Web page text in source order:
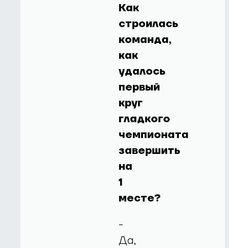
Как
строилась
команда,
как
удалось
первый
круг
гладкого
чемпионата
завершить
на
1
месте?
-
Да,